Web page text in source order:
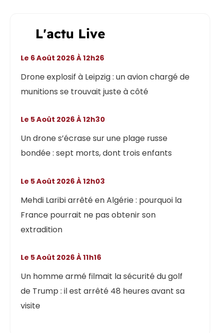
L'actu Live
Drone explosif à Leipzig : un avion chargé de
munitions se trouvait juste à côté
Le 6 Août 2026 À 12h26
Un drone s’écrase sur une plage russe
bondée : sept morts, dont trois enfants
Le 5 Août 2026 À 12h30
Mehdi Laribi arrêté en Algérie : pourquoi la
France pourrait ne pas obtenir son
extradition
Le 5 Août 2026 À 12h03
Un homme armé filmait la sécurité du golf
de Trump : il est arrêté 48 heures avant sa
visite
Le 5 Août 2026 À 11h16